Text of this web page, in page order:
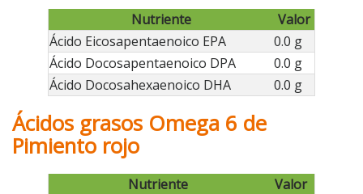
Nutriente
Valor
Ácido Eicosapentaenoico EPA
0.0 g
Ácido Docosapentaenoico DPA
0.0 g
Ácido Docosahexaenoico DHA
0.0 g
Ácidos grasos Omega 6 de
Pimiento rojo
Nutriente
Valor